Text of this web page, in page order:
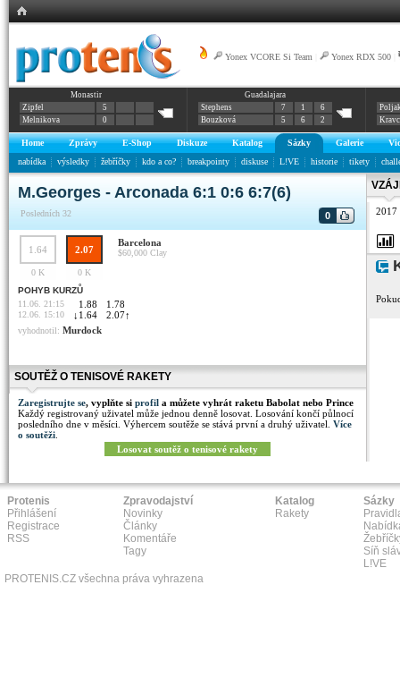
Yonex VCORE Si Team Yonex RDX 500
Monastir
Zipfel
5
Melnikova
0
Guadalajara
Stephens
7 1
6
Bouzková
5 6 2
Home Zprávy E-Shop Diskuze Katalog Sázky Galerie
nabídka
výsledky žebříčky kdo a co? breakpointy diskuse L!VE historie tikety
M.Georges - Arconada 6:1 0:6 6:7(6)
Posledních 32 0
1.64 2.07
Barcelona
$60,000 Clay
0 K
0 K
POHYB KURZŮ
11.06. 21:15
1.88 1.78
12.06. 15:10 ↓ 1.64 2.07↑
vyhodnotil: Murdock
SOUTĚŽ O TENISOVÉ RAKETY
Zaregistrujte se, vyplňte si profil a můžete vyhrát raketu Babolat nebo Prince
Každý registrovaný uživatel může jednou denně losovat. Losování končí půlnocí
posledního dne v měsíci. Výhercem soutěže se stává první a druhý uživatel. Více
o soutěži
Losovat soutěž o tenisové rakety
2017
Protenis
Přihlášení
Registrace
RSS
Zpravodajství
Novinky
Články
Komentáře
Tagy
Katalog
Rakety
Sázky
Síň
L!VE
PROTENIS.CZ všechna práva vyhrazena